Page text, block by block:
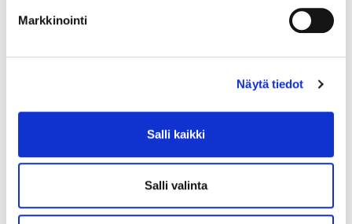
Markkinointi
Näytä tiedot
Salli kaikki
Salli valinta